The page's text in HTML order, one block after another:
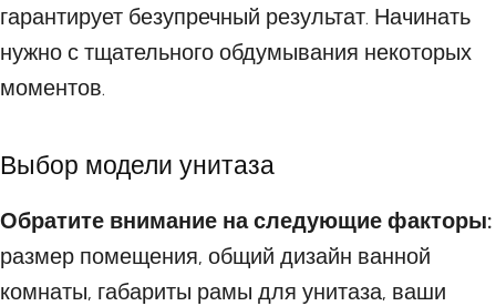
гарантирует безупречный результат. Начинать
нужно с тщательного обдумывания некоторых
моментов.
Выбор модели унитаза
Обратите внимание на следующие факторы:
размер помещения, общий дизайн ванной
комнаты, габариты рамы для унитаза, ваши